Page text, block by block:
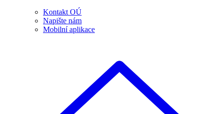
Kontakt OÚ
Napište nám
Mobilní aplikace